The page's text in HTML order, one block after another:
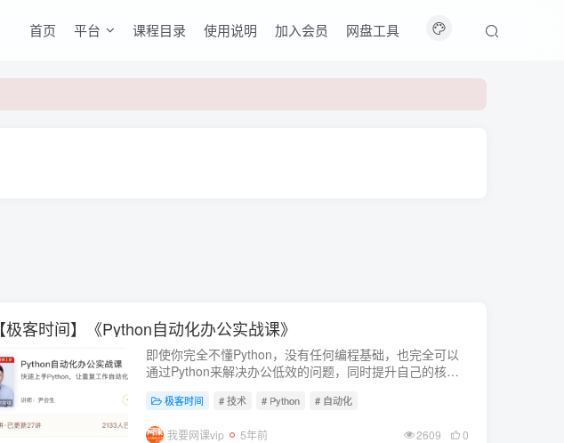
首页 平台 课程目录 使用说明 加入会员 网盘工具
【极客时间】《Python自动化办公实战课》
即使你完全不懂Python，没有任何编程基础，也完全可以
通过Python来解决办公低效的问题，同时提升自己的核心
极客时间 # 技术 # Python # 自动化
我要网课vip 5年前 2609 0